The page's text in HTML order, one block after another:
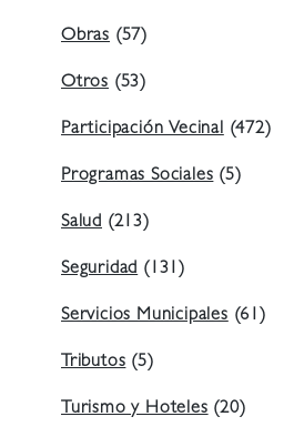
Obras (57)
Otros (53)
Participación Vecinal (472)
Programas Sociales (5)
Salud (213)
Seguridad (131)
Servicios Municipales (61)
Tributos (5)
Turismo y Hoteles (20)